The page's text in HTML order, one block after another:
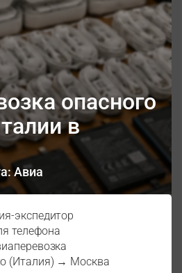
опасного
в
Авиа
экспедитор
телефона
(Италия) → Москва